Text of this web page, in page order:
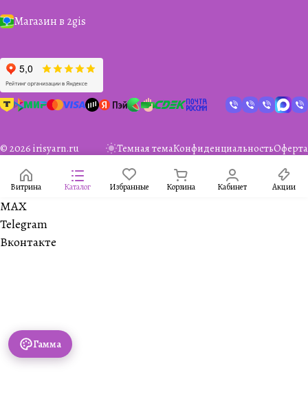
Магазин в 2gis
© 2026 irisyarn.ru Темная темаКонфиденциальностьОферта
Витрина Каталог Избранные Корзина Кабинет Акции
Гамма
MAX
Telegram
Вконтакте